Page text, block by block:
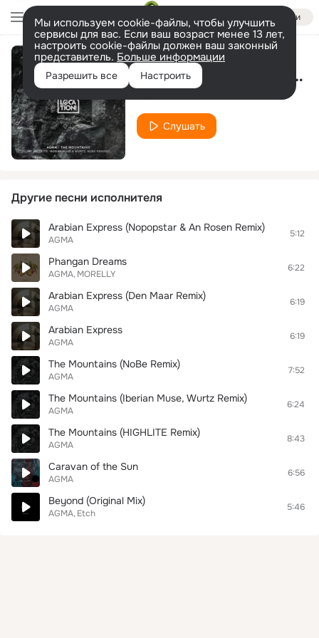
Войти
Мы используем cookie-файлы, чтобы улучшить
сервисы для вас. Если ваш возраст менее 13 лет,
настроить cookie-файлы должен ваш законный
представитель. Больше информации
Разрешить все Настроить The Mountains (Original Mix)
Слушать
Другие песни исполнителя
Arabian Express (Nopopstar & An Rosen Remix)
AGMA
5:12
Phangan Dreams
AGMA MORELLY
6:22
Arabian Express (Den Maar Remix)
AGMA
6:19
Arabian Express
AGMA
6:19
The Mountains (NoBe Remix)
AGMA
7:52
The Mountains (Iberian Muse, Wurtz Remix)
AGMA
6:24
The Mountains (HIGHLITE Remix)
AGMA
8:43
Caravan of the Sun
AGMA
6:56
Beyond (Original Mix)
AGMA Etch
5:46